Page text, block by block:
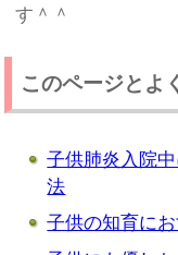
す＾＾
このページとよ
子供肺炎入院
法
子供の知育に